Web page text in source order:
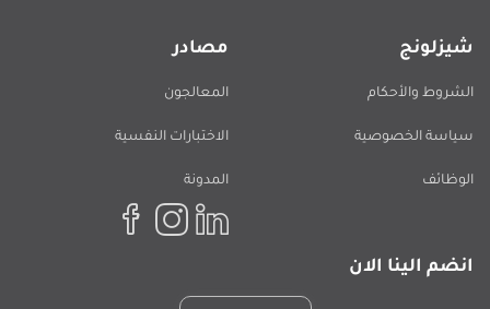
شيزلونج
الشروط والأحكام
سياسة الخصوصية
الوظائف
مصادر
المعالجون
الاختبارات النفسية
المدونة
انضم الينا الان